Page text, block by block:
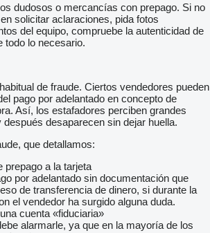
dudosos o mercancías con prepago. Si no
solicitar aclaraciones, pida fotos
del equipo, compruebe la autenticidad de
todo lo necesario.
de fraude. Ciertos vendedores pueden
pago por adelantado en concepto de
Así, los estafadores perciben grandes
desaparecen sin dejar huella.
que detallamos:
prepago a la tarjeta
por adelantado sin documentación que
de transferencia de dinero, si durante la
el vendedor ha surgido alguna duda.
cuenta «fiduciaria»
alarmarle, ya que en la mayoría de los